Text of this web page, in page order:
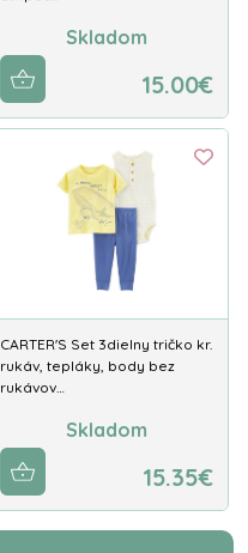
Skladom
15.00€
CARTER'S Set 3dielny tričko kr.
rukáv, tepláky, body bez
rukávov…
Skladom
15.35€